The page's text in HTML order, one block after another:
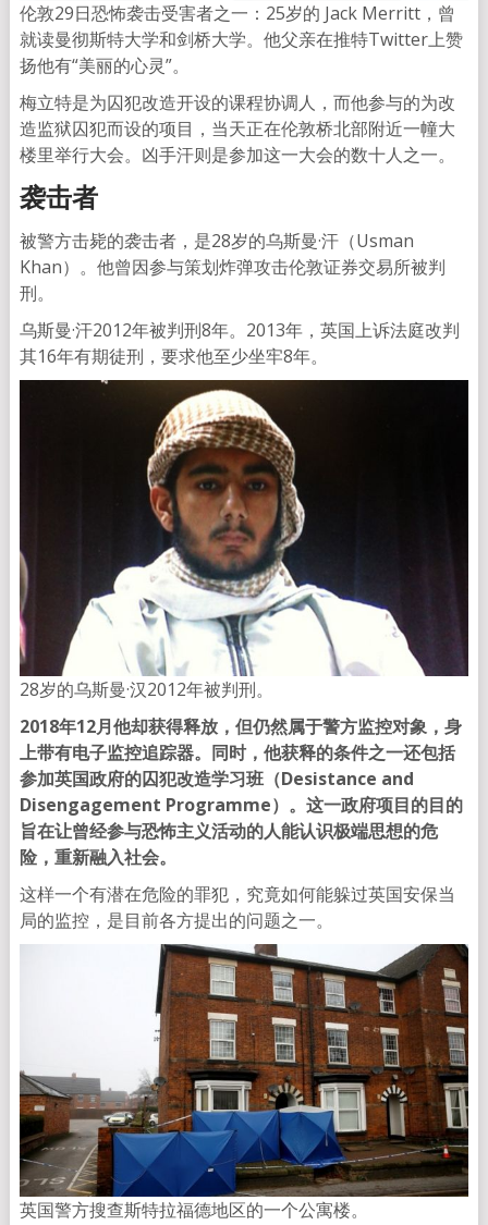
伦敦29日恐怖袭击受害者之一：25岁的 Jack Merritt，曾
就读曼彻斯特大学和剑桥大学。他父亲在推特Twitter上赞
扬他有“美丽的心灵”。
梅立特是为囚犯改造开设的课程协调人，而他参与的为改
造监狱囚犯而设的项目，当天正在伦敦桥北部附近一幢大
楼里举行大会。凶手汗则是参加这一大会的数十人之一。
袭击者
被警方击毙的袭击者，是28岁的乌斯曼·汗（Usman
Khan）。他曾因参与策划炸弹攻击伦敦证券交易所被判
刑。
乌斯曼·汗2012年被判刑8年。2013年，英国上诉法庭改判
其16年有期徒刑，要求他至少坐牢8年。
28岁的乌斯曼·汉2012年被判刑。
2018年12月他却获得释放，但仍然属于警方监控对象，身
上带有电子监控追踪器。同时，他获释的条件之一还包括
参加英国政府的囚犯改造学习班（Desistance and
Disengagement Programme）。这一政府项目的目的
旨在让曾经参与恐怖主义活动的人能认识极端思想的危
险，重新融入社会。
这样一个有潜在危险的罪犯，究竟如何能躲过英国安保当
局的监控，是目前各方提出的问题之一。
英国警方搜查斯特拉福德地区的一个公寓楼。